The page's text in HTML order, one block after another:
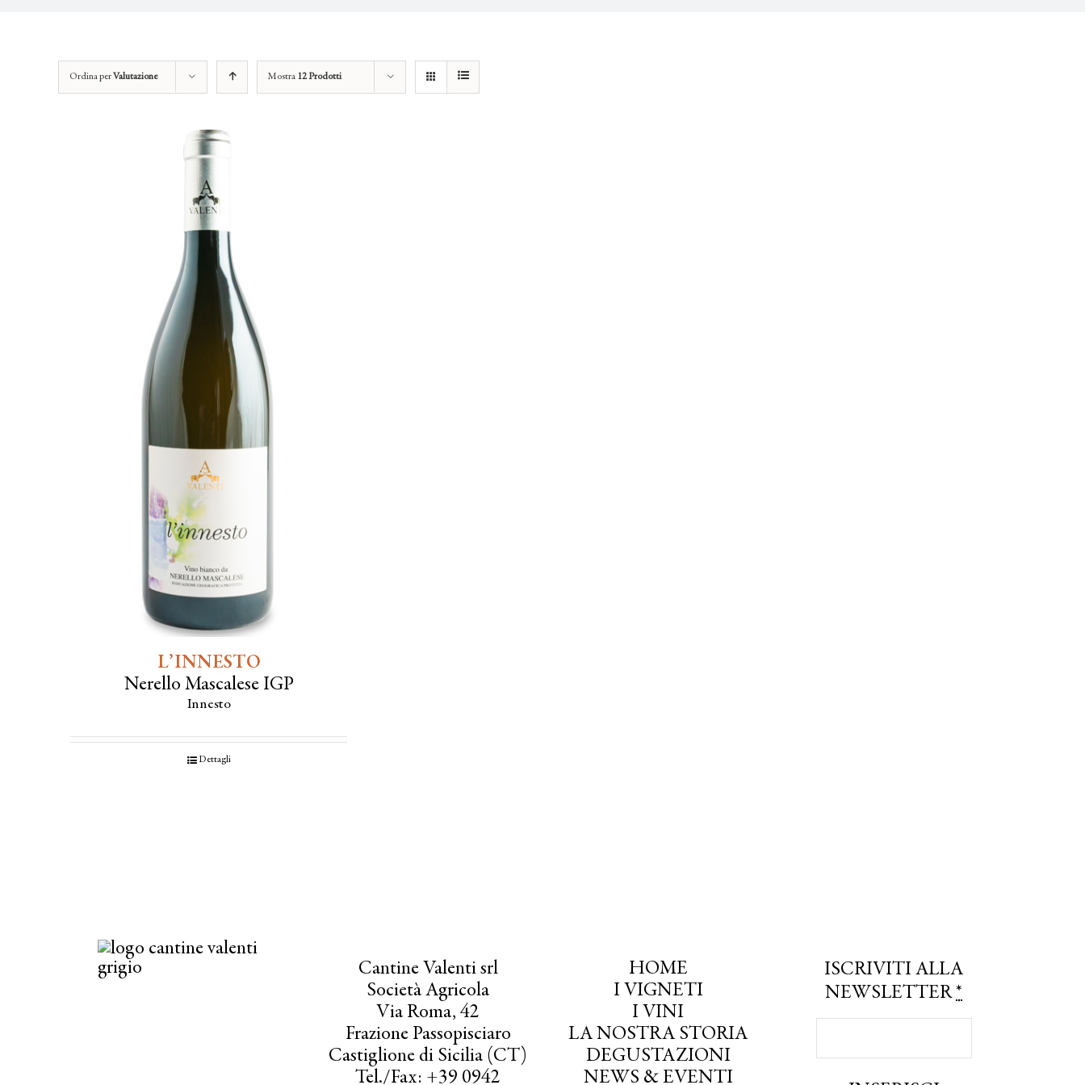
Ordina perValutazione Mostra 12 Prodotti
L’INNESTO
Nerello Mascalese IGP
Innesto
Dettagli
Cantine Valenti srl
Società Agricola
Via Roma, 42
Frazione Passopisciaro
Castiglione di Sicilia (CT)
Tel./Fax: +39 0942
HOME
I VIGNETI
I VINI
LA NOSTRA STORIA
DEGUSTAZIONI
NEWS & EVENTI
ISCRIVITI ALLA
NEWSLETTER*